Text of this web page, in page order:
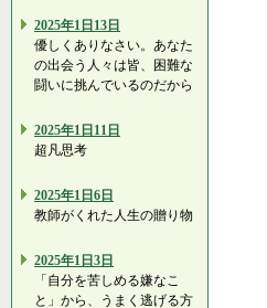
2025年1日13日
優しくありなさい。あなた
の出会う人々は皆、困難な
闘いに挑んでいるのだから
2025年1日11日
超凡思考
2025年1日6日
教師がくれた人生の贈り物
2025年1日3日
「自分を苦しめる嫌なこ
と」から、うまく逃げる方